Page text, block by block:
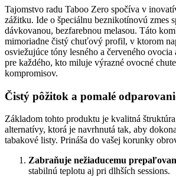
Tajomstvo radu Taboo Zero spočíva v
zážitku. Ide o špeciálnu beznikotínovú zmes
dávkovanou, bezfarebnou melasou. Táto
mimoriadne čistý chuťový profil, v ktorom
osviežujúce tóny lesného a červeného
pre každého, kto miluje výrazné ovocné
kompromisov.
Čistý pôžitok a pomalé
Základom tohto produktu je kvalitná
alternatívy, ktorá je navrhnutá tak, aby
tabakové listy. Prináša do vašej korunky
Zabraňuje nežiaducemu
stabilnú teplotu aj pri dlhších sessions.